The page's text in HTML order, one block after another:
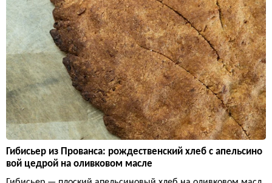
Гибисьер из Прованса: рождественский хлеб с апельсино
вой цедрой на оливковом масле